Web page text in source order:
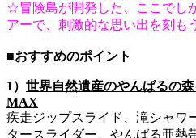
☆冒険島が開発した、ここでし
アーで、刺激的な思い出を刻も
■おすすめのポイント
1） 世界自然遺産のやんばるの
MAX
疾走ジップスライド、滝シャワ
タースライダー、やんばる亜熱